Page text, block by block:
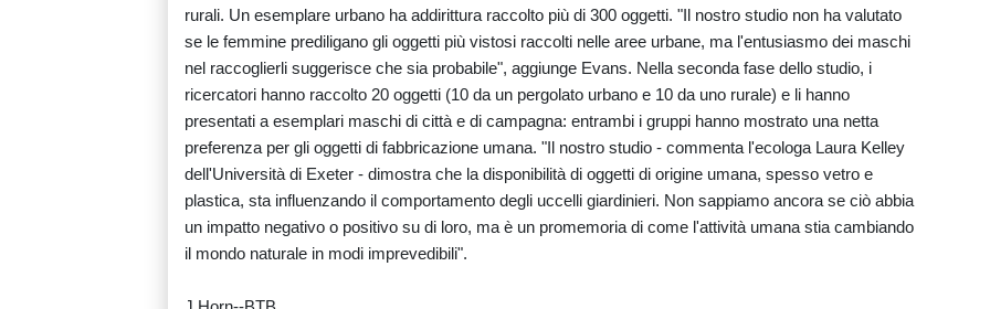
rurali. Un esemplare urbano ha addirittura raccolto più di 300 oggetti. "Il nostro studio non ha valutato
se le femmine prediligano gli oggetti più vistosi raccolti nelle aree urbane, ma l'entusiasmo dei maschi
nel raccoglierli suggerisce che sia probabile", aggiunge Evans. Nella seconda fase dello studio, i
ricercatori hanno raccolto 20 oggetti (10 da un pergolato urbano e 10 da uno rurale) e li hanno
presentati a esemplari maschi di città e di campagna: entrambi i gruppi hanno mostrato una netta
preferenza per gli oggetti di fabbricazione umana. "Il nostro studio - commenta l'ecologa Laura Kelley
dell'Università di Exeter - dimostra che la disponibilità di oggetti di origine umana, spesso vetro e
plastica, sta influenzando il comportamento degli uccelli giardinieri. Non sappiamo ancora se ciò abbia
un impatto negativo o positivo su di loro, ma è un promemoria di come l'attività umana stia cambiando
il mondo naturale in modi imprevedibili".